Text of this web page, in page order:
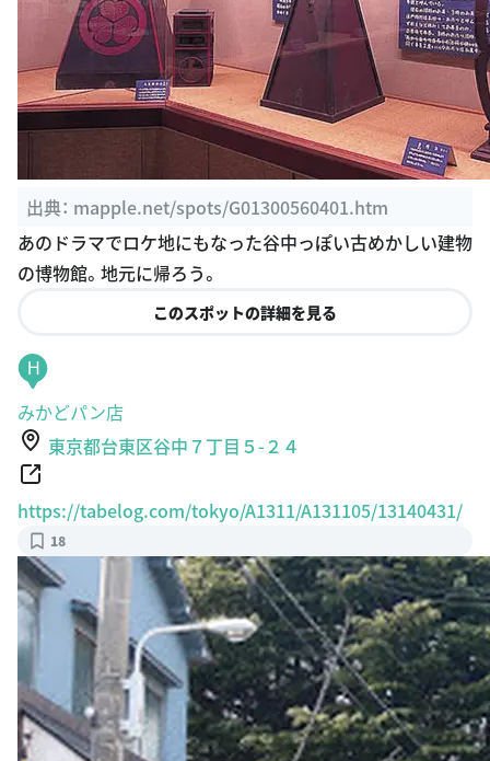
出典： mapple.net/spots/G01300560401.htm
あのドラマでロケ地にもなった谷中っぽい古めかしい建物
の博物館。地元に帰ろう。
このスポットの詳細を見る
H
みかどパン店
東京都台東区谷中７丁目５-２４
https://tabelog.com/tokyo/A1311/A131105/13140431/
18